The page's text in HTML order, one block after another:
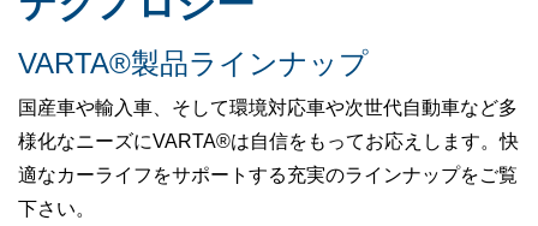
VARTA®製品ラインナップ
国産車や輸入車、そして環境対応車や次世代自動車など多
様化なニーズにVARTA®は自信をもってお応えします。快
適なカーライフをサポートする充実のラインナップをご覧
下さい。